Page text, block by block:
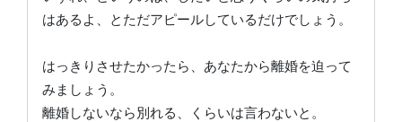
はあるよ、とただアピールしているだけでしょう。
はっきりさせたかったら、あなたから離婚を迫って
みましょう。
離婚しないなら別れる、くらいは言わないと。